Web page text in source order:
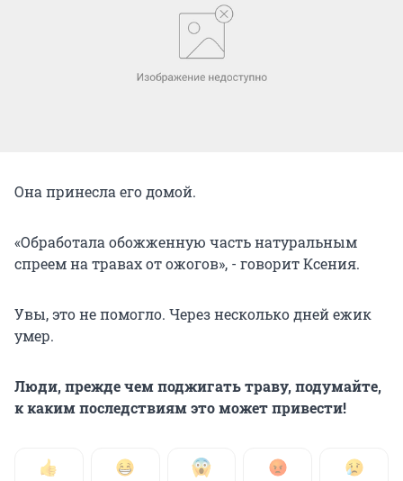
Она принесла его домой.
«Обработала обожженную часть натуральным
спреем на травах от ожогов», - говорит Ксения.
Увы, это не помогло. Через несколько дней ежик
умер.
Люди, прежде чем поджигать траву, подумайте,
к каким последствиям это может привести!